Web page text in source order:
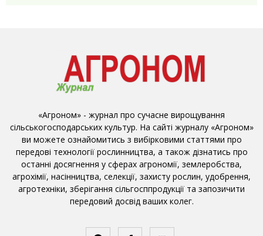
«Агроном» - журнал про сучасне вирощування
сільськогосподарських культур. На сайті журналу «Агроном»
ви можете ознайомитись з вибірковими статтями про
передові технології рослинництва, а також дізнатись про
останні досягнення у сферах агрономії, землеробства,
агрохімії, насінництва, селекції, захисту рослин, удобрення,
агротехніки, зберігання сільгосппродукції та запозичити
передовий досвід ваших колег.